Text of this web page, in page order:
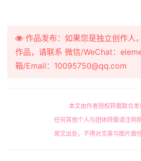
作品发布：如果您是独立创作人
作品，请联系 微信/WeChat：
箱/Email：10095750@qq.com
本文由作者授权转载联合发
任何其他个人与团体转载请注明
原文出处，不得对文章与图片做